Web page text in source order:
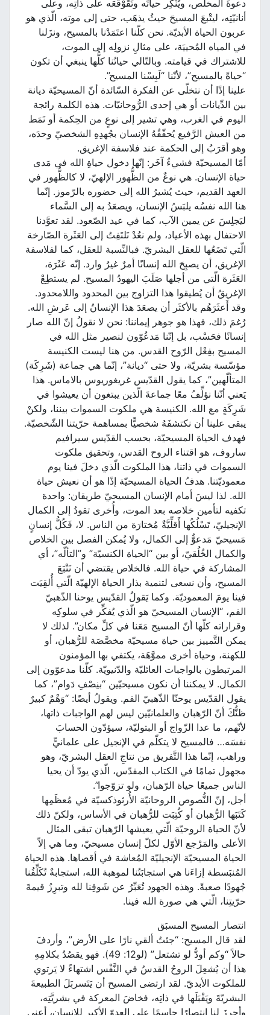
دعوةَ المخلِّص، ويُنْكِر حياتَه وتَقَوْقُعَه على ذاتِه، وعلى
أنانيّتِه، ليتْبعَ المسيحَ حيثُ يذهَب، حتى إلى موته، الّذي هو
عربون الحياة الأبديّة. نحن كلّنا اعتَمَدْنا بالمسيح، ونزَلنا
في المياه المُحييَة، على مثالِ نزولِه إلى الموت،
للاشتراك في قيامته. وبالتّالي حياتُنا كلُّها ينبغي أن تكون
“حياةً بالمسيح”، لأنّنا “لَبِسْنا المسيح”.
علينا إذًا أن نتخلّى عن الفكرة السّائدة أنّ المسيحيّة ديانة
بين الدِّيانات أو هي إحدى الرُّوحانيّات. هذه الكلمة رائجة
اليوم في الغرب، وهي تشير إلى نوعٍ من الحِكمة أو نَمَط
من العيش الرَّفيع يُحقّقُهُ الإنسان بجُهدِهِ الشخصيّ وحدَه،
وهو أقرَبُ إلى الحكمة عند فلاسفة الإغريق.
أمّا المسيحيّة فشيءٌ آخَر: إنّها دخول حياةِ الله في مَدى
حياة الإنسان. هي نوعٌ من الظُّهور الإلهيّ، لا كالظُّهور في
العهد القديم، حيث يُشيرُ الله إلى حضوره بالرّموز. إنّما
هنا الله نفسُه يلبَسُ الإنسان، ويصعَدُ به إلى السَّماء
ليَجلِسَ عن يمين الآب، كما في عيد الصّعود. لقد تعوَّدنا
الاحتفال بهذه الأعياد، ولم نعُدْ نَلتَفِتُ إلى العَثَرة الصّارخة
الّتي تَضَعُها للعقل البشريّ. فبالنِّسبة للعقل، كما لفلاسفة
الإغريق، أن يصبِحَ الله إنسانًا أمرٌ غيرُ وارد. إنّه عَثَرَة،
العَثَرة الّتي من أجلها صَلَبَ اليهودُ المسيح. لم يستطِعْ
الإغريقُ أن يُطيقوا هذا التزاوج بين المحدود واللامحدود.
وقد أَعثَرَهُم بالأكثَر أن يصعَدَ هذا الإنسانُ إلى عَرشِ الله.
رُغمَ ذلك، فهذا هو جوهر إيماننا: نحن لا نقولُ إنّ الله صار
إنسانًا فحَسْب، بل إنّنا مَدعُوّون لنصير مثل الله في
المسيح بفِعْل الرّوح القدس. من هنا ليست الكنيسة
مؤسّسة بشريّة، ولا حتى “ديانة”، إنّما هي جماعة (شَرِكَة)
المتألّهين”، كما يقول القدّيس غريغوريوس بالاماس. هذا
يَعني أنّنا نؤلِّفُ معًا جماعةَ الّذين يبتغون أن يعيشوا في
شَرِكَةٍ مع الله. الكنيسة هي ملكوت السموات بيننا، ولكنْ
يبقى علينا أن نكتشفَهُ شخصيًّا بمساهمة حرّيتنا الشّخصيّة.
فهدف الحياة المسيحيّة، بحسب القدّيس سيرافيم
ساروف، هو اقتناء الروح القدس، وتحقيق ملكوت
السموات في ذاتنا، هذا الملكوت الّذي دخلَ فينا يوم
معموديّتنا. هدفُ الحياة المسيحيّة إذًا هو أن نعيش حياة
الله. لذا ليسَ أمام الإنسان المسيحيّ طريقان: واحدة
تكفيه لتأمين خلاصه بعد الموت، وأُخرى تقودُ إلى الكمال
الإنجيليّ، تَسْلُكُها أَقلِّيَّةٌ مُختارَة من الناس. لا، فَكُلُّ إنسانٍ
مَسيحيّ مَدعوٌّ إلى الكمال، ولا يُمكن الفصل بين الخلاص
والكمال الخُلُقيّ، أو بين “الحياة الكنسيّة” و”التألّه”، أي
المشاركة في حياة الله. فالخلاص يقتضي أن نَتْبَعَ
المسيح، وأن نسعى لتنمية بذار الحياة الإلهيّة الّتي أُلقِيَت
فينا يومَ المعموديّة. وكما يَقولُ القدّيس يوحنا الذّهبيّ
الفم، “الإنسان المسيحيّ هو الّذي يُفكِّر في سلوكِه
وقراراته كلّها أنّ المسيح مَعَنا في كلِّ مكان”. لذلك لا
يمكن التَّمييز بين حياة مسيحيّة مخصَّصَة للرُّهبان، أو
للكهنة، وحياة أخرى مموَّهَة، يكتفي بها المؤمنون
المرتبطون بالواجبات العائليّة والدّنيويّة. كلّنا مدعوّون إلى
الكمال. لا يمكننا أن نكون مسيحيّين “بنِصْفِ دَوام”، كما
يقول القدّيس يوحنّا الذّهبيّ الفم. ويقولُ أيضًا: “وَهْمٌ كبيرٌ
ظنُّكَ أنّ الرّهبان والعلمانيّين ليس لهم الواجبات ذاتها،
لأنّهم، ما عدا الزّواج أو البتوليّة، سيؤدّون الحسابَ
نفسَه… فالمسيح لا يتكلّم في الإنجيل على علمانيٍّ
وراهب، إنّما هذا التَّفريق من نتاجِ العقل البشريّ، وهو
مجهول تمامًا في الكتاب المقدّس، الّذي يودّ أن يحيا
الناس جميعًا حياة الرّهبان، ولو تزوّجوا”.
أجل، إنّ النُّصوص الروحانيّة الأُرثوذكسيّة في مُعظَمِها
كَتَبَها الرُّهبان أو كُتِبَت للرُّهبان في الأساس، ولكنّ ذلك
لأنّ الحياة الروحيّة الّتي يعيشها الرّهبان تبقى المثال
الأعلى والمَرْجع الأوّل لكلّ إنسان مسيحيّ، وما هي إلاّ
الحياة المسيحيّة الإنجيليّة المُعاشة في أقصاها. هذه الحياة
المُنبَسطة إزاءَنا هي استجابَتُنا لموهبة الله، استجابةٌ تُكَلِّفُنا
جُهودًا صعبةً. وهذه الجهود تُعَبِّرُ عن شَوقِنا لله وتبرِزُ قيمةَ
حرّيتِنا، الّتي هي صورة الله فينا.
انتصار المسيح المسبَق
لقد قال المسيح: “جئتُ ألقي نارًا على الأرض”، وأردفَ
حالاً “وكم أودُّ لو تشتعل” (لو12: 49). فهو يقصُدُ بكلامِهِ
هذا أن يُشعِلَ الروحُ القدسُ في النَّفْس اشتهاءً لا يَرتوي
للملكوت الأبديّ. لقد ارتضى المسيح أن يَتَسربَلَ الطبيعةَ
البشريّةَ ويَقْبَلَها في ذاتِه، فخاضَ المعركة في بشريَّتِه،
وأحرزَ لنا انتصارًا حاسمًا على العدوّ الأكبر للإنسان، أعني